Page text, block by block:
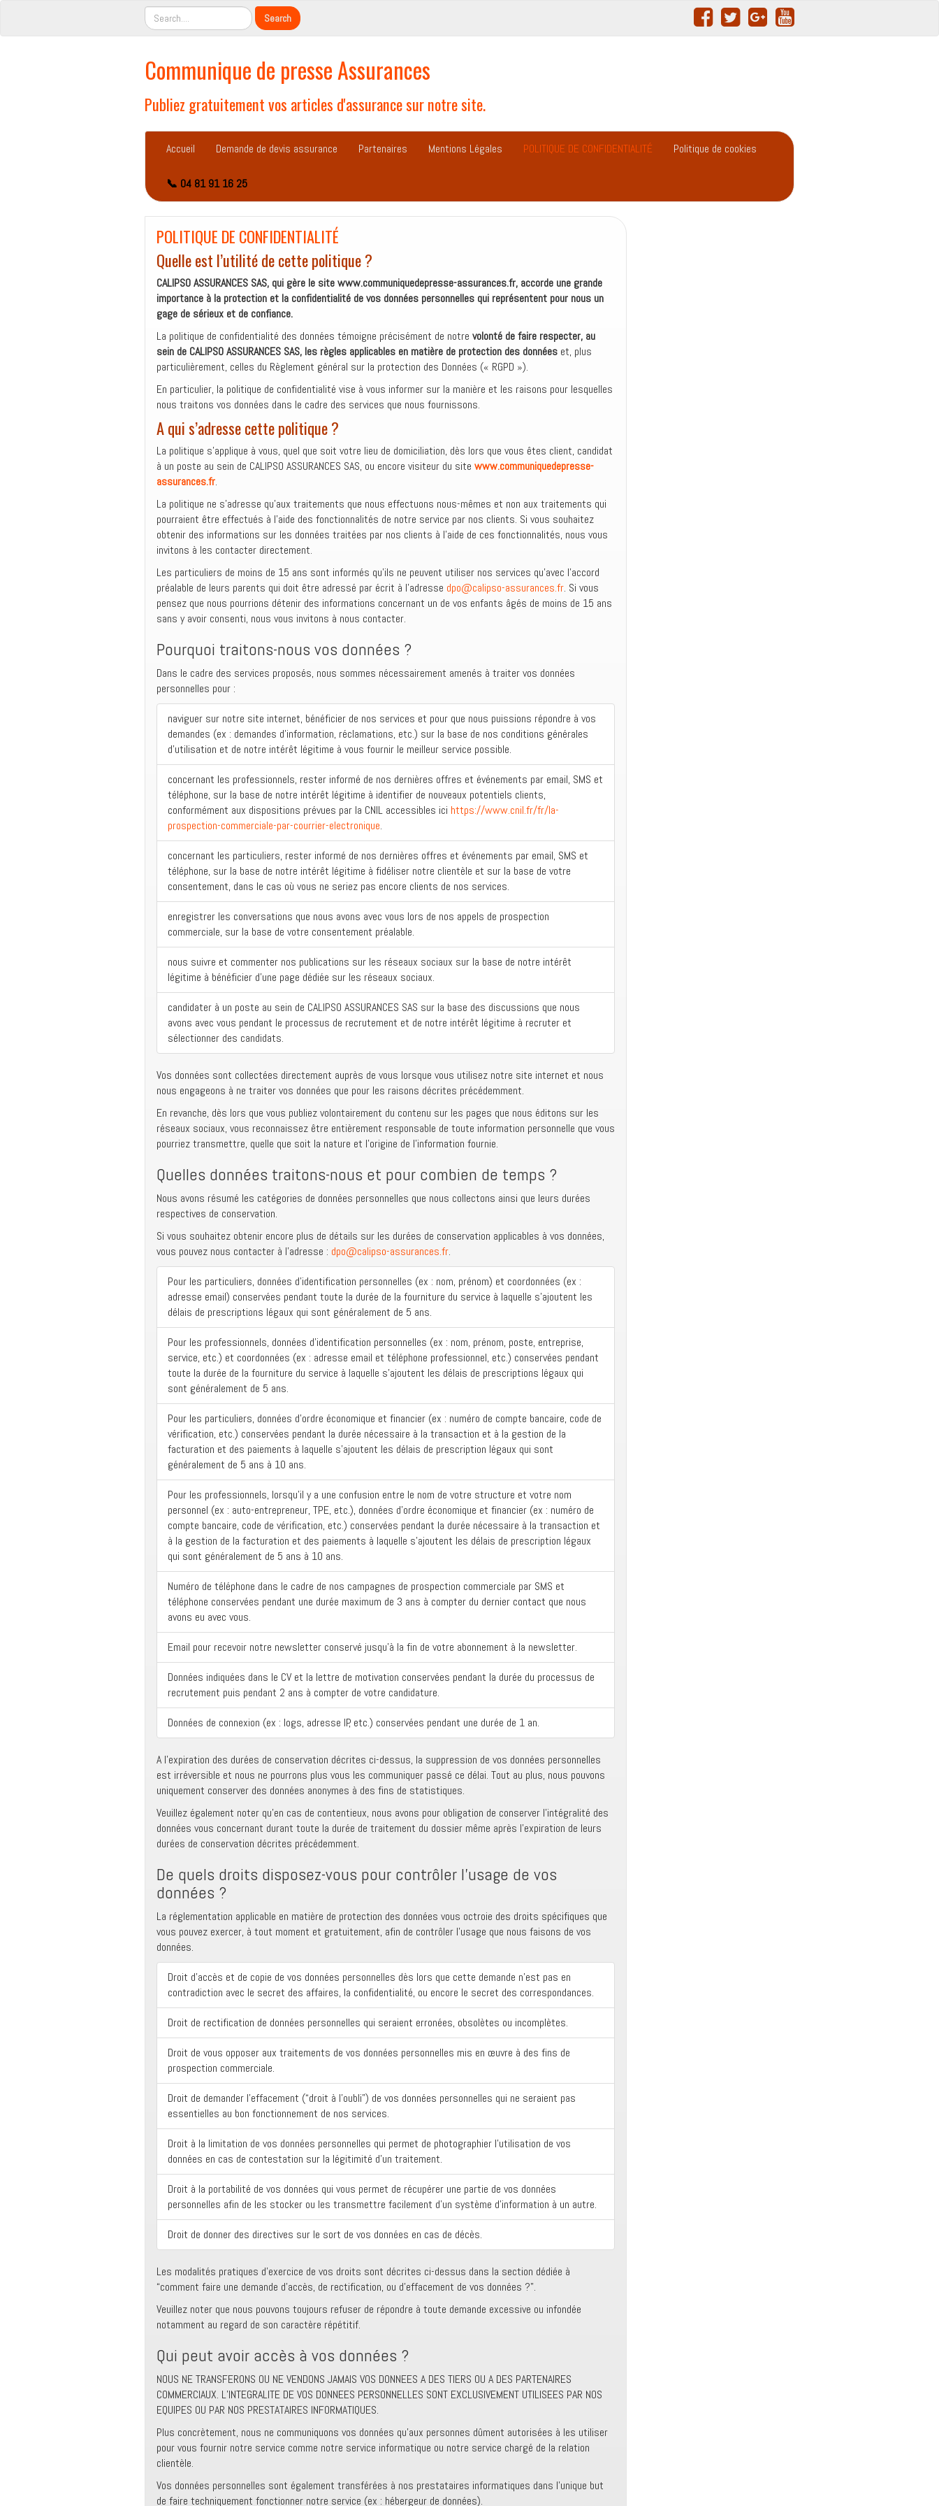
Communique de presse Assurances
Publiez gratuitement vos articles d'assurance sur notre site.
Accueil Demande de devis assurance Partenaires Mentions Légales POLITIQUE DE CONFIDENTIALITÉ Politique de cookies
📞 04 81 91 16 25
POLITIQUE DE CONFIDENTIALITÉ
Quelle est l’utilité de cette politique ?
CALIPSO ASSURANCES SAS, qui gère le site www.communiquedepresse-assurances.fr, accorde une grande
importance à la protection et la confidentialité de vos données personnelles qui représentent pour nous un
gage de sérieux et de confiance.
La politique de confidentialité des données témoigne précisément de notre volonté de faire respecter, au
sein de CALIPSO ASSURANCES SAS, les règles applicables en matière de protection des données et, plus
particulièrement, celles du Règlement général sur la protection des Données (« RGPD »).
En particulier, la politique de confidentialité vise à vous informer sur la manière et les raisons pour lesquelles
nous traitons vos données dans le cadre des services que nous fournissons.
A qui s’adresse cette politique ?
La politique s’applique à vous, quel que soit votre lieu de domiciliation, dès lors que vous êtes client, candidat
à un poste au sein de CALIPSO ASSURANCES SAS, ou encore visiteur du site www.communiquedepresse-
assurances.fr.
La politique ne s’adresse qu’aux traitements que nous effectuons nous-mêmes et non aux traitements qui
pourraient être effectués à l’aide des fonctionnalités de notre service par nos clients. Si vous souhaitez
obtenir des informations sur les données traitées par nos clients à l’aide de ces fonctionnalités, nous vous
invitons à les contacter directement.
Les particuliers de moins de 15 ans sont informés qu’ils ne peuvent utiliser nos services qu’avec l’accord
préalable de leurs parents qui doit être adressé par écrit à l’adresse dpo@calipso-assurances.fr. Si vous
pensez que nous pourrions détenir des informations concernant un de vos enfants âgés de moins de 15 ans
sans y avoir consenti, nous vous invitons à nous contacter.
Pourquoi traitons-nous vos données ?
Dans le cadre des services proposés, nous sommes nécessairement amenés à traiter vos données
personnelles pour :
naviguer sur notre site internet, bénéficier de nos services et pour que nous puissions répondre à vos
demandes (ex : demandes d’information, réclamations, etc.) sur la base de nos conditions générales
d’utilisation et de notre intérêt légitime à vous fournir le meilleur service possible.
concernant les professionnels, rester informé de nos dernières offres et événements par email, SMS et
téléphone, sur la base de notre intérêt légitime à identifier de nouveaux potentiels clients,
conformément aux dispositions prévues par la CNIL accessibles ici https://www.cnil.fr/fr/la-
prospection-commerciale-par-courrier-electronique.
concernant les particuliers, rester informé de nos dernières offres et événements par email, SMS et
téléphone, sur la base de notre intérêt légitime à fidéliser notre clientèle et sur la base de votre
consentement, dans le cas où vous ne seriez pas encore clients de nos services.
enregistrer les conversations que nous avons avec vous lors de nos appels de prospection
commerciale, sur la base de votre consentement préalable.
nous suivre et commenter nos publications sur les réseaux sociaux sur la base de notre intérêt
légitime à bénéficier d’une page dédiée sur les réseaux sociaux.
candidater à un poste au sein de CALIPSO ASSURANCES SAS sur la base des discussions que nous
avons avec vous pendant le processus de recrutement et de notre intérêt légitime à recruter et
sélectionner des candidats.
Vos données sont collectées directement auprès de vous lorsque vous utilisez notre site internet et nous
nous engageons à ne traiter vos données que pour les raisons décrites précédemment.
En revanche, dès lors que vous publiez volontairement du contenu sur les pages que nous éditons sur les
réseaux sociaux, vous reconnaissez être entièrement responsable de toute information personnelle que vous
pourriez transmettre, quelle que soit la nature et l’origine de l’information fournie.
Quelles données traitons-nous et pour combien de temps ?
Nous avons résumé les catégories de données personnelles que nous collectons ainsi que leurs durées
respectives de conservation.
Si vous souhaitez obtenir encore plus de détails sur les durées de conservation applicables à vos données,
vous pouvez nous contacter à l’adresse : dpo@calipso-assurances.fr.
Pour les particuliers, données d’identification personnelles (ex : nom, prénom) et coordonnées (ex :
adresse email) conservées pendant toute la durée de la fourniture du service à laquelle s’ajoutent les
délais de prescriptions légaux qui sont généralement de 5 ans.
Pour les professionnels, données d’identification personnelles (ex : nom, prénom, poste, entreprise,
service, etc.) et coordonnées (ex : adresse email et téléphone professionnel, etc.) conservées pendant
toute la durée de la fourniture du service à laquelle s’ajoutent les délais de prescriptions légaux qui
sont généralement de 5 ans.
Pour les particuliers, données d’ordre économique et financier (ex : numéro de compte bancaire, code de
vérification, etc.) conservées pendant la durée nécessaire à la transaction et à la gestion de la
facturation et des paiements à laquelle s’ajoutent les délais de prescription légaux qui sont
généralement de 5 ans à 10 ans.
Pour les professionnels, lorsqu’il y a une confusion entre le nom de votre structure et votre nom
personnel (ex : auto-entrepreneur, TPE, etc.), données d’ordre économique et financier (ex : numéro de
compte bancaire, code de vérification, etc.) conservées pendant la durée nécessaire à la transaction et
à la gestion de la facturation et des paiements à laquelle s’ajoutent les délais de prescription légaux
qui sont généralement de 5 ans à 10 ans.
Numéro de téléphone dans le cadre de nos campagnes de prospection commerciale par SMS et
téléphone conservées pendant une durée maximum de 3 ans à compter du dernier contact que nous
avons eu avec vous.
Email pour recevoir notre newsletter conservé jusqu’à la fin de votre abonnement à la newsletter.
Données indiquées dans le CV et la lettre de motivation conservées pendant la durée du processus de
recrutement puis pendant 2 ans à compter de votre candidature.
Données de connexion (ex : logs, adresse IP, etc.) conservées pendant une durée de 1 an.
A l’expiration des durées de conservation décrites ci-dessus, la suppression de vos données personnelles
est irréversible et nous ne pourrons plus vous les communiquer passé ce délai. Tout au plus, nous pouvons
uniquement conserver des données anonymes à des fins de statistiques.
Veuillez également noter qu’en cas de contentieux, nous avons pour obligation de conserver l’intégralité des
données vous concernant durant toute la durée de traitement du dossier même après l’expiration de leurs
durées de conservation décrites précédemment.
De quels droits disposez-vous pour contrôler l’usage de vos
données ?
La réglementation applicable en matière de protection des données vous octroie des droits spécifiques que
vous pouvez exercer, à tout moment et gratuitement, afin de contrôler l’usage que nous faisons de vos
données.
Droit d’accès et de copie de vos données personnelles dès lors que cette demande n’est pas en
contradiction avec le secret des affaires, la confidentialité, ou encore le secret des correspondances.
Droit de rectification de données personnelles qui seraient erronées, obsolètes ou incomplètes.
Droit de vous opposer aux traitements de vos données personnelles mis en œuvre à des fins de
prospection commerciale.
Droit de demander l’effacement (“droit à l’oubli”) de vos données personnelles qui ne seraient pas
essentielles au bon fonctionnement de nos services.
Droit à la limitation de vos données personnelles qui permet de photographier l’utilisation de vos
données en cas de contestation sur la légitimité d’un traitement.
Droit à la portabilité de vos données qui vous permet de récupérer une partie de vos données
personnelles afin de les stocker ou les transmettre facilement d’un système d’information à un autre.
Droit de donner des directives sur le sort de vos données en cas de décès.
Les modalités pratiques d’exercice de vos droits sont décrites ci-dessus dans la section dédiée à
“comment faire une demande d’accès, de rectification, ou d’effacement de vos données ?”.
Veuillez noter que nous pouvons toujours refuser de répondre à toute demande excessive ou infondée
notamment au regard de son caractère répétitif.
Qui peut avoir accès à vos données ?
NOUS NE TRANSFERONS OU NE VENDONS JAMAIS VOS DONNEES A DES TIERS OU A DES PARTENAIRES
COMMERCIAUX. L’INTEGRALITE DE VOS DONNEES PERSONNELLES SONT EXCLUSIVEMENT UTILISEES PAR NOS
EQUIPES OU PAR NOS PRESTATAIRES INFORMATIQUES.
Plus concrètement, nous ne communiquons vos données qu’aux personnes dûment autorisées à les utiliser
pour vous fournir notre service comme notre service informatique ou notre service chargé de la relation
clientèle.
Vos données personnelles sont également transférées à nos prestataires informatiques dans l’unique but
de faire techniquement fonctionner notre service (ex : hébergeur de données).